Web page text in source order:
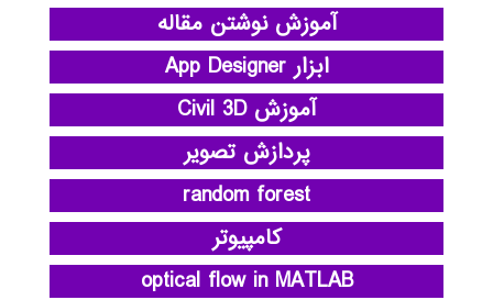
آموزش نوشتن مقاله
ابزار App Designer
آموزش Civil 3D
پردازش تصویر
random forest
کامپیوتر
optical flow in MATLAB